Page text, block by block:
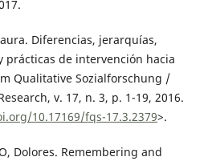
Diferencias, jerarquías,
de intervención hacia
Qualitative Sozialforschung /
v. 17, n. 3, p. 1-19, 2016.
10.17169/fqs-17.3.2379>.
Dolores. Remembering and